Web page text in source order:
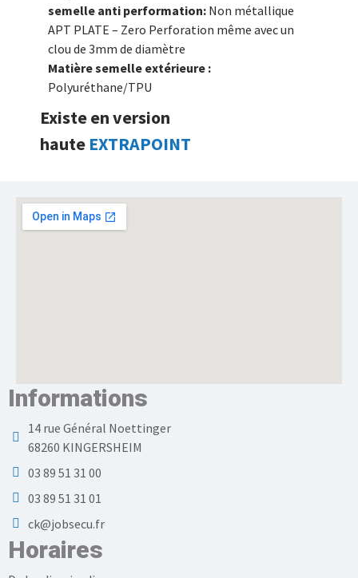
semelle anti performation: Non métallique
APT PLATE – Zero Perforation même avec un
clou de 3mm de diamètre
Matière semelle extérieure :
Polyuréthane/TPU
Existe en version
haute EXTRAPOINT
Informations
14 rue Général Noettinger
68260 KINGERSHEIM
03 89 51 31 00
03 89 51 31 01
ck@jobsecu.fr
Horaires